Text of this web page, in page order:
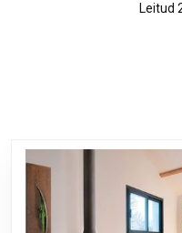
Leitud